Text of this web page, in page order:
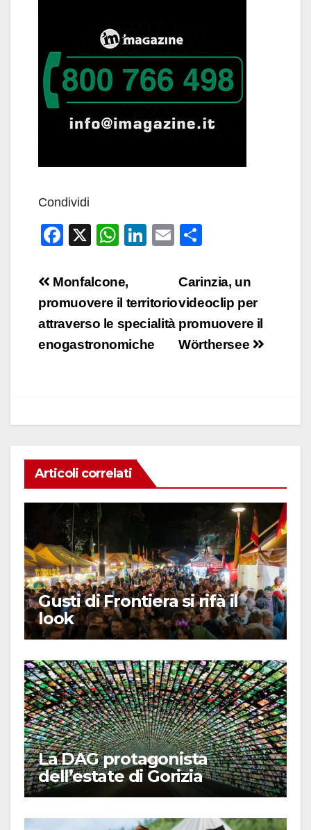
Condividi
F
c
e
b
o
X
W
at
s
A
p
Li
e
dI
n
E
ail n
di
vi
di
Navigazione
articoli
Carinzia, un
videoclip per
promuovere il
Wörthersee
Monfalcone,
promuovere il territorio
attraverso le specialità
enogastronomiche
Articoli correlati
Gusti di Frontiera si rifà il
look
La DAG protagonista
dell’estate di Gorizia